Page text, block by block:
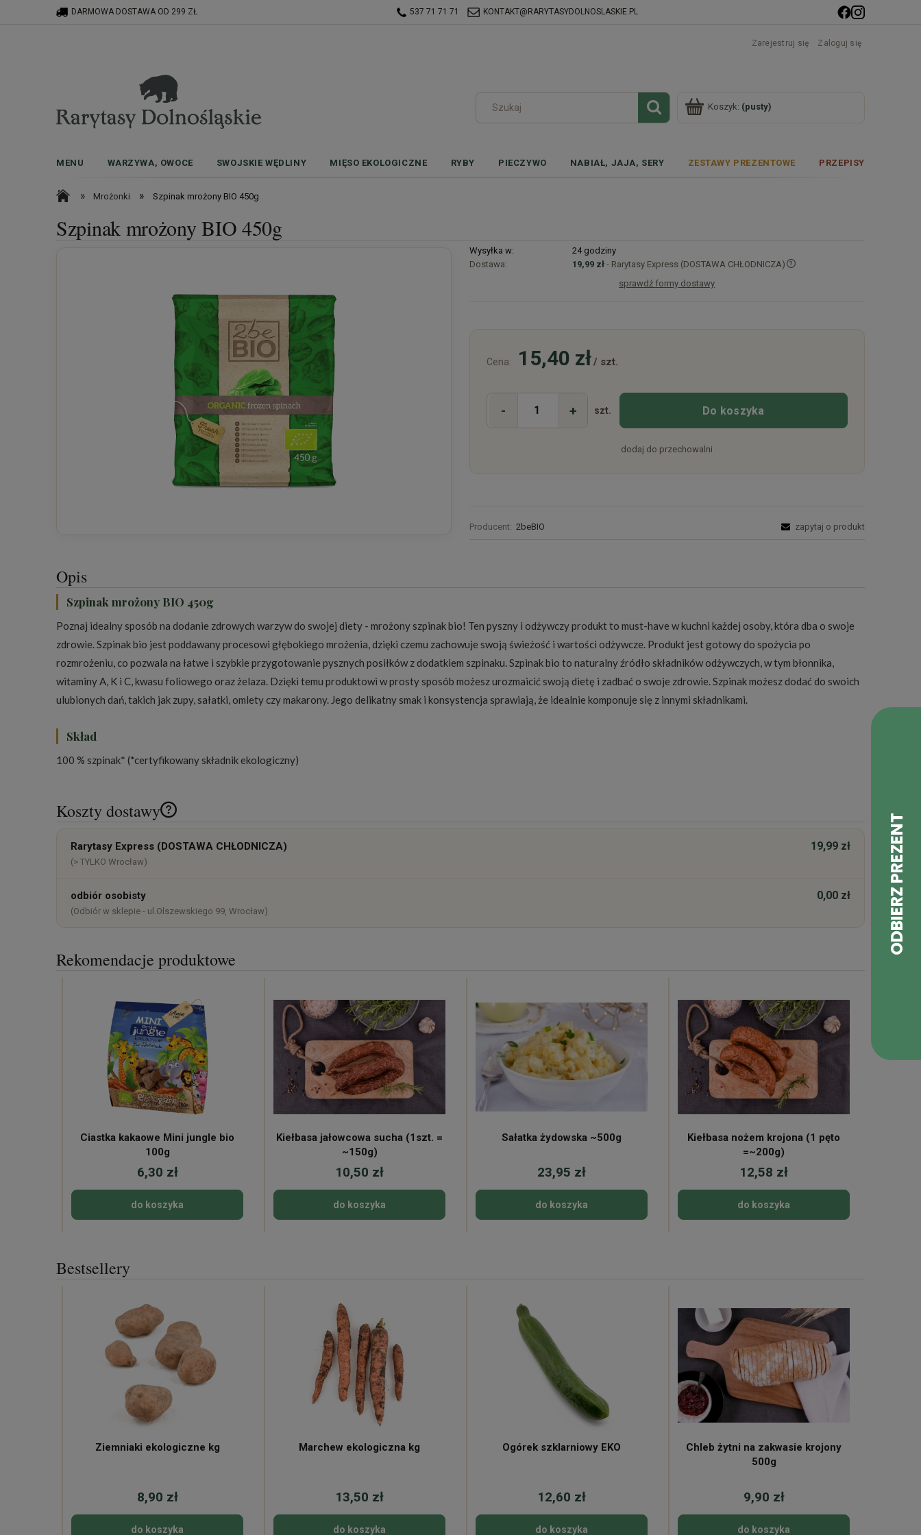
DARMOWA DOSTAWA OD 299 ZŁ 537 71 71 71 KONTAKT@RARYTASYDOLNOSLASKIE.PL
Zarejestruj się Zaloguj się
Koszyk: (pusty)
MENU WARZYWA, OWOCE SWOJSKIE WĘDLINY MIĘSO EKOLOGICZNE RYBY PIECZYWO NABIAŁ, JAJA, SERY ZESTAWY PREZENTOWE PRZEPISY
» Mrożonki » Szpinak mrożony BIO 450g
Szpinak mrożony BIO 450g
Wysyłka w:
24 godziny
Dostawa:
19,99 zł - Rarytasy Express (DOSTAWA CHŁODNICZA)
sprawdź formy dostawy
Cena: 15,40 zł/ szt.
- + szt. Do koszyka
dodaj do przechowalni
Producent: 2beBIO zapytaj o produkt
Opis
Szpinak mrożony BIO 450g
Poznaj idealny sposób na dodanie zdrowych warzyw do swojej diety - mrożony szpinak bio! Ten pyszny i odżywczy produkt to must-have w kuchni każdej osoby, która dba o swoje
zdrowie. Szpinak bio jest poddawany procesowi głębokiego mrożenia, dzięki czemu zachowuje swoją świeżość i wartości odżywcze. Produkt jest gotowy do spożycia po
rozmrożeniu, co pozwala na łatwe i szybkie przygotowanie pysznych posiłków z dodatkiem szpinaku. Szpinak bio to naturalny źródło składników odżywczych, w tym błonnika,
witaminy A, K i C, kwasu foliowego oraz żelaza. Dzięki temu produktowi w prosty sposób możesz urozmaicić swoją dietę i zadbać o swoje zdrowie. Szpinak możesz dodać do swoich
ulubionych dań, takich jak zupy, sałatki, omlety czy makarony. Jego delikatny smak i konsystencja sprawiają, że idealnie komponuje się z innymi składnikami.
Skład
100 % szpinak* (*certyfikowany składnik ekologiczny)
Koszty dostawy
Cena nie zawiera ewentualnych kosztów
Rarytasy Express (DOSTAWA CHŁODNICZA)
(> TYLKO Wrocław)
19,99 zł
odbiór osobisty
(Odbiór w sklepie - ul.Olszewskiego 99, Wrocław)
0,00 zł
Rekomendacje produktowe
Ciastka kakaowe Mini jungle bio
100g
6,30 zł
do koszyka
Kiełbasa jałowcowa sucha (1szt. =
~150g)
10,50 zł
do koszyka
Sałatka żydowska ~500g
23,95 zł
do koszyka
Kiełbasa nożem krojona (1 pęto
=~200g)
12,58 zł
do koszyka
Bestsellery
Ziemniaki ekologiczne kg
8,90 zł
do koszyka
Marchew ekologiczna kg
13,50 zł
do koszyka
Ogórek szklarniowy EKO
12,60 zł
do koszyka
Chleb żytni na zakwasie krojony
500g
9,90 zł
do koszyka